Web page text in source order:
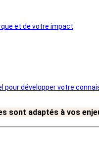
et de votre impact
pour développer votre
sont adaptés à vos
des équipes
mener des
quantitatifs.
collecte de